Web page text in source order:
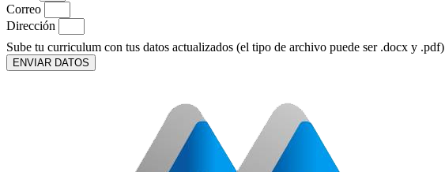
Correo
Dirección
Sube tu curriculum con tus datos actualizados (el tipo de archivo puede ser .docx y .pdf)
ENVIAR DATOS